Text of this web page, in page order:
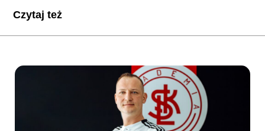
Czytaj też